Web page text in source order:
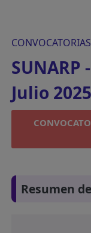
SUNARP
Julio
Resumen